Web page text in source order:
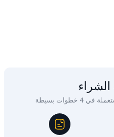
خطوات بسيطة